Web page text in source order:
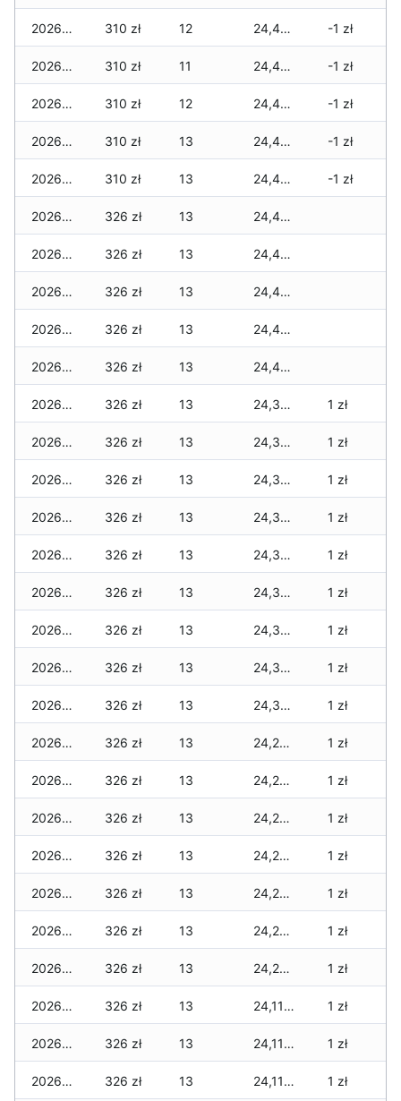
2026-07-14 310 zł 12 24,410 zł -1 zł
2026-07-13 310 zł 11 24,407 zł -1 zł
2026-07-12 310 zł 12 24,407 zł -1 zł
2026-07-11 310 zł 13 24,407 zł -1 zł
2026-07-10 310 zł 13 24,407 zł -1 zł
2026-07-09 326 zł 13 24,423 zł
2026-07-08 326 zł 13 24,423 zł
2026-07-07 326 zł 13 24,423 zł
2026-07-06 326 zł 13 24,423 zł
2026-07-05 326 zł 13 24,407 zł
2026-07-04 326 zł 13 24,375 zł 1 zł
2026-07-03 326 zł 13 24,375 zł 1 zł
2026-07-02 326 zł 13 24,375 zł 1 zł
2026-07-01 326 zł 13 24,375 zł 1 zł
2026-06-30 326 zł 13 24,367 zł 1 zł
2026-06-28 326 zł 13 24,367 zł 1 zł
2026-06-27 326 zł 13 24,351 zł 1 zł
2026-06-26 326 zł 13 24,351 zł 1 zł
2026-06-25 326 zł 13 24,351 zł 1 zł
2026-06-24 326 zł 13 24,271 zł 1 zł
2026-06-23 326 zł 13 24,271 zł 1 zł
2026-06-22 326 zł 13 24,255 zł 1 zł
2026-06-21 326 zł 13 24,247 zł 1 zł
2026-06-20 326 zł 13 24,247 zł 1 zł
2026-06-19 326 zł 13 24,247 zł 1 zł
2026-06-18 326 zł 13 24,247 zł 1 zł
2026-06-17 326 zł 13 24,116 zł 1 zł
2026-06-16 326 zł 13 24,116 zł 1 zł
2026-06-15 326 zł 13 24,116 zł 1 zł